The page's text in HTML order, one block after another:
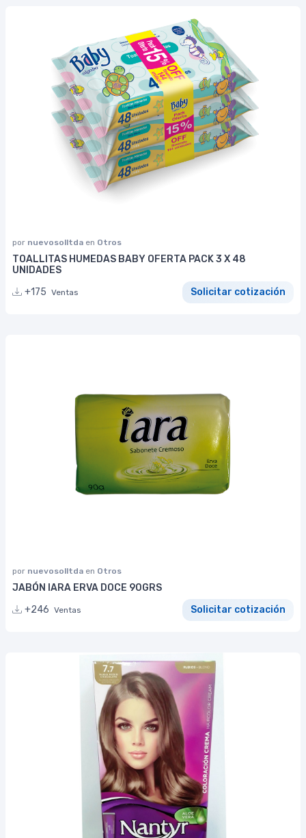
por nuevosolltda en Otros
TOALLITAS HUMEDAS BABY OFERTA PACK 3 X 48
UNIDADES
+175 Ventas Solicitar cotización
por nuevosolltda en Otros
JABÓN IARA ERVA DOCE 90GRS
+246 Ventas Solicitar cotización